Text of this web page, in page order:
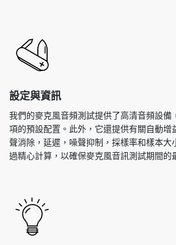
設定與資訊
我們的麥克風音頻測試提供了高清音頻設備
項的預設配置。此外，它還提供有關自動增
聲消除，延遲，噪聲抑制，採樣率和樣本大
過精心計算，以確保麥克風音訊測試期間的